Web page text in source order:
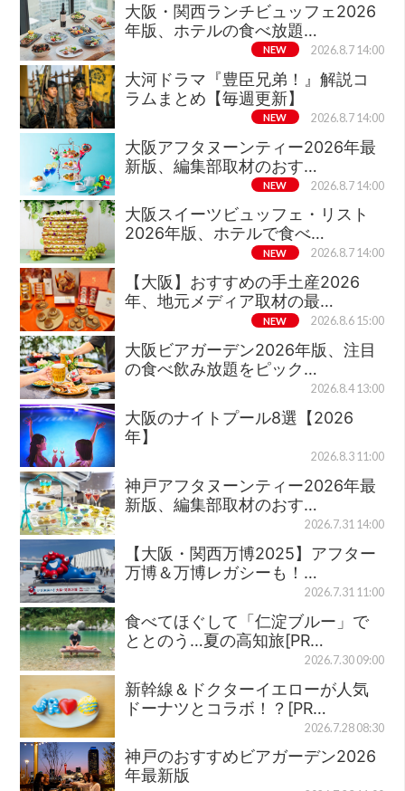
大阪・関西ランチビュッフェ2026
年版、ホテルの食べ放題…
NEW 2026.8.7 14:00
大河ドラマ『豊臣兄弟！』解説コ
ラムまとめ【毎週更新】
NEW 2026.8.7 14:00
大阪アフタヌーンティー2026年最
新版、編集部取材のおす…
NEW 2026.8.7 14:00
大阪スイーツビュッフェ・リスト
2026年版、ホテルで食べ…
NEW 2026.8.7 14:00
【大阪】おすすめの手土産2026
年、地元メディア取材の最…
NEW 2026.8.6 15:00
大阪ビアガーデン2026年版、注目
の食べ飲み放題をピック…
2026.8.4 13:00
大阪のナイトプール8選【2026
年】
2026.8.3 11:00
神戸アフタヌーンティー2026年最
新版、編集部取材のおす…
2026.7.31 14:00
【大阪・関西万博2025】アフター
万博＆万博レガシーも！…
2026.7.31 11:00
食べてほぐして「仁淀ブルー」で
ととのう…夏の高知旅[PR…
2026.7.30 09:00
新幹線＆ドクターイエローが人気
ドーナツとコラボ！？[PR…
2026.7.28 08:30
神戸のおすすめビアガーデン2026
年最新版